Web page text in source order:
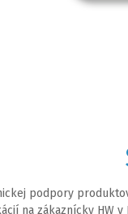
podpory
na zákaznícky HW